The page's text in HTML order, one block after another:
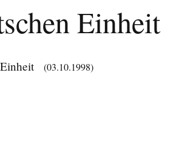
Einheit
(03.10.1998)